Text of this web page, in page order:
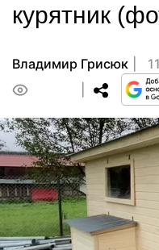
курятник
Владимир Грисюк